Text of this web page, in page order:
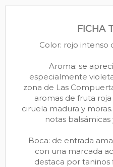
FICHA
Color: rojo intenso
Aroma: se
especialmente
zona de Las
aromas de fruta
ciruela madura y
notas
Boca: de entrada
con una marcada
destaca por taninos